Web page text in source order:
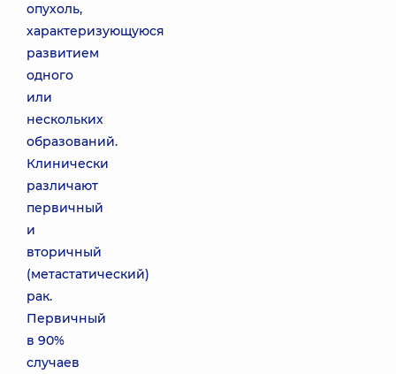
опухоль,
характеризующуюся
развитием
одного
или
нескольких
образований.
Клинически
различают
первичный
и
вторичный
(метастатический)
рак.
Первичный
в 90%
случаев